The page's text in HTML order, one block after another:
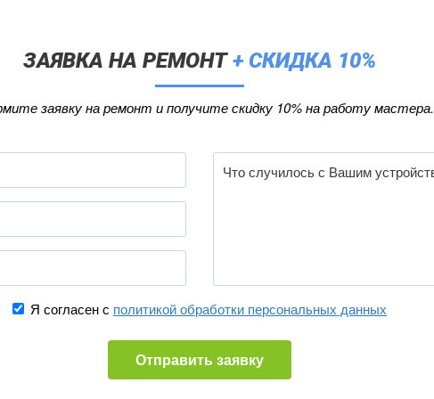
ЗАЯВКА НА РЕМОНТ+ СКИДКА 10%
заявку на ремонт и получите скидку 10% на работу мастера.
Я согласен с политикой обработки персональных данных
Отправить заявку